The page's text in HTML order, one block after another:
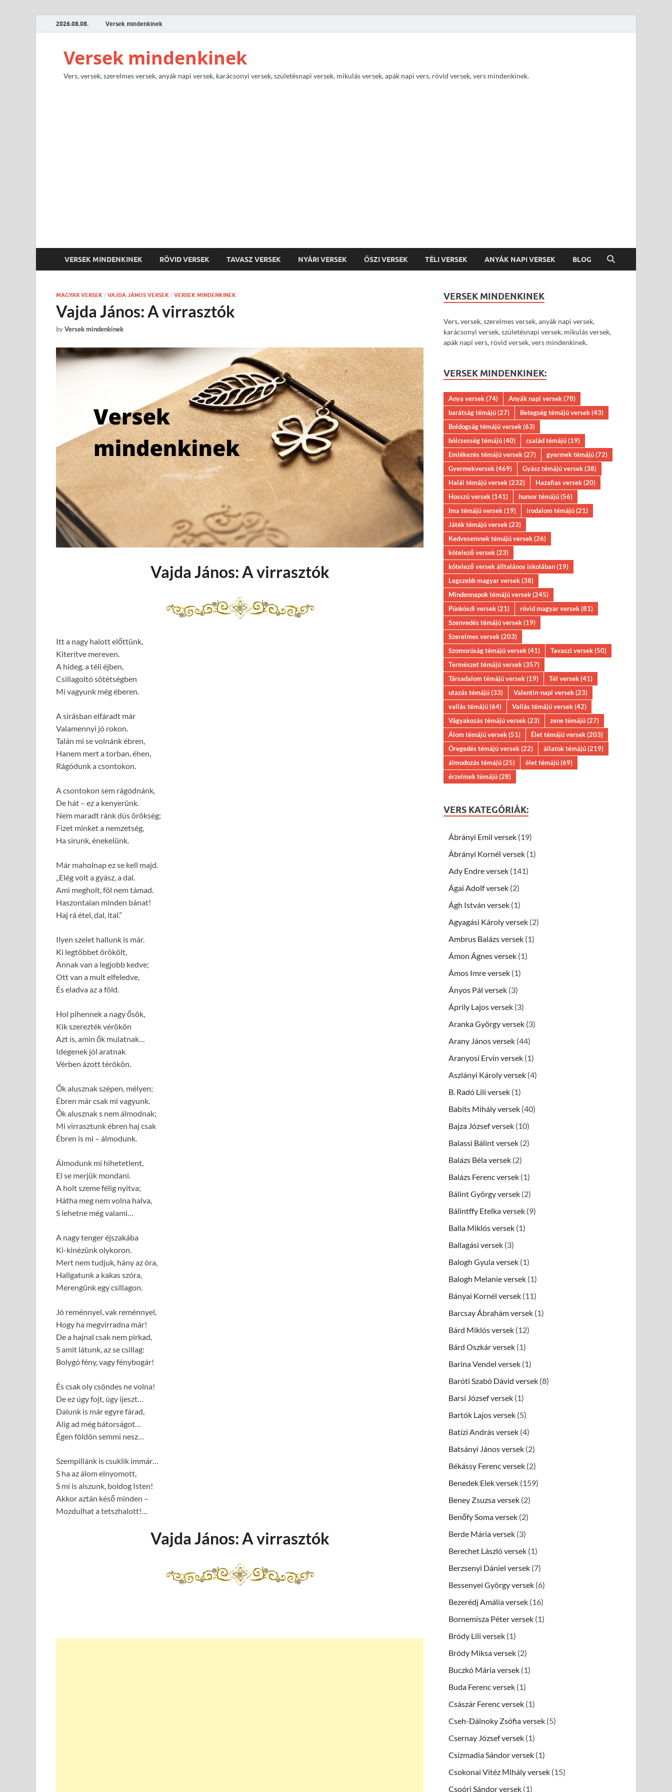
2026.08.08. Versek mindenkinek
Versek mindenkinek
Vers, versek, szerelmes versek, anyák napi versek, karácsonyi versek, születésnapi versek, mikulás versek, apák napi vers, rövid versek, vers mindenkinek.
VERSEK MINDENKINEK RÖVID VERSEK TAVASZ VERSEK NYÁRI VERSEK ŐSZI VERSEK TÉLI VERSEK ANYÁK NAPI VERSEK BLOG
MAGYAR VERSEK / VAJDA JÁNOS VERSEK / VERSEK MINDENKINEK
Vajda János: A virrasztók
byVersek mindenkinek
Vajda János: A virrasztók
Itt a nagy halott előttünk,
Kiterítve mereven.
A hideg, a téli éjben,
Csillagoltó sötétségben
Mi vagyunk még éberen.
A sirásban elfáradt már
Valamennyi jó rokon.
Talán mi se volnánk ébren,
Hanem mert a torban, éhen,
Rágódunk a csontokon.
A csontokon sem rágódnánk,
De hát – ez a kenyerünk.
Nem maradt ránk dús örökség;
Fizet minket a nemzetség,
Ha sirunk, énekelünk.
Már maholnap ez se kell majd.
„Elég volt a gyász, a dal.
Ami megholt, föl nem támad.
Haszontalan minden bánat!
Haj rá étel, dal, ital.”
Ilyen szelet hallunk is már.
Ki legtöbbet örökölt,
Annak van a legjobb kedve;
Ott van a mult elfeledve,
És eladva az a föld.
Hol pihennek a nagy ősök,
Kik szerezték vérökön
Azt is, amin ők mulatnak…
Idegenek jól aratnak
Vérben ázott térökön.
Ők alusznak szépen, mélyen;
Ébren már csak mi vagyunk.
Ők alusznak s nem álmodnak;
Mi virrasztunk ébren haj csak
Ébren is mi – álmodunk.
Álmodunk mi hihetetlent,
El se merjük mondani.
A holt szeme félig nyitva;
Hátha meg nem volna halva,
S lehetne még valami…
A nagy tenger éjszakába
Ki-kinézünk olykoron.
Mert nem tudjuk, hány az óra,
Hallgatunk a kakas szóra,
Merengünk egy csillagon.
Jó reménnyel, vak reménnyel,
Hogy ha megvirradna már!
De a hajnal csak nem pirkad,
S amit látunk, az se csillag:
Bolygó fény, vagy fénybogár!
És csak oly csöndes ne volna!
De ez úgy fojt, úgy ijeszt…
Dalunk is már egyre fárad,
Alig ad még bátorságot…
Égen földön semmi nesz…
Szempillánk is csuklik immár…
S ha az álom elnyomott,
S mi is alszunk, boldog Isten!
Akkor aztán késő minden –
Mozdulhat a tetszhalott!…
Vajda János: A virrasztók
VERSEK MINDENKINEK
Vers, versek, szerelmes versek, anyák napi versek,
karácsonyi versek, születésnapi versek, mikulás versek,
apák napi vers, rövid versek, vers mindenkinek.
VERSEK MINDENKINEK:
Anya versek(74) Anyák napi versek(78)
barátság témájú(27) Betegség témájú versek(43)
Boldogság témájú versek(63)
bölcsesség témájú(40) család témájú(19)
Emlékezés témájú versek(27) gyermek témájú(72)
Gyermekversek(469) Gyász témájú versek(38)
Halál témájú versek(232) Hazafias versek(20)
Hosszú versek(141) humor témájú(56)
Ima témájú versek(19) irodalom témájú(21)
Játék témájú versek(23)
Kedvesemnek témájú versek(26)
kötelező versek(23)
kötelező versek álltalános iskolában(19)
Legszebb magyar versek(38)
Mindennapok témájú versek(245)
Pünkösdi versek(21) rövid magyar versek(81)
Szenvedés témájú versek(19)
Szerelmes versek(203)
Szomorúság témájú versek(41) Tavaszi versek(50)
Természet témájú versek(357)
Társadalom témájú versek(19) Tél versek(41)
utazás témájú(33) Valentin-napi versek(23)
vallás témájú(64) Vallás témájú versek(42)
Vágyakozás témájú versek(23) zene témájú(27)
Álom témájú versek(51) Élet témájú versek(203)
Öregedés témájú versek(22) állatok témájú(219)
álmodozás témájú(25) élet témájú(69)
érzelmek témájú(28)
VERS KATEGÓRIÁK:
Ábrányi Emil versek (19)
Ábrányi Kornél versek (1)
Ady Endre versek (141)
Ágai Adolf versek (2)
Ágh István versek (1)
Agyagási Károly versek (2)
Ambrus Balázs versek (1)
Ámon Ágnes versek (1)
Ámos Imre versek (1)
Ányos Pál versek (3)
Áprily Lajos versek (3)
Aranka György versek (3)
Arany János versek (44)
Aranyosi Ervin versek (1)
Aszlányi Károly versek (4)
B. Radó Lili versek (1)
Babits Mihály versek (40)
Bajza József versek (10)
Balassi Bálint versek (2)
Balázs Béla versek (2)
Balázs Ferenc versek (1)
Bálint György versek (2)
Bálintffy Etelka versek (9)
Balla Miklós versek (1)
Ballagási versek (3)
Balogh Gyula versek (1)
Balogh Melanie versek (1)
Bányai Kornél versek (11)
Barcsay Ábrahám versek (1)
Bárd Miklós versek (12)
Bárd Oszkár versek (1)
Barina Vendel versek (1)
Baróti Szabó Dávid versek (8)
Barsi József versek (1)
Bartók Lajos versek (5)
Batízi András versek (4)
Batsányi János versek (2)
Békássy Ferenc versek (2)
Benedek Elek versek (159)
Beney Zsuzsa versek (2)
Benőfy Soma versek (2)
Berde Mária versek (3)
Berechet László versek (1)
Berzsenyi Dániel versek (7)
Bessenyei György versek (6)
Bezerédj Amália versek (16)
Bornemisza Péter versek (1)
Bródy Lili versek (1)
Bródy Miksa versek (2)
Buczkó Mária versek (1)
Buda Ferenc versek (1)
Császár Ferenc versek (1)
Cseh-Dálnoky Zsófia versek (5)
Csernay József versek (1)
Csizmadia Sándor versek (1)
Csokonai Vitéz Mihály versek (15)
Csoóri Sándor versek (1)